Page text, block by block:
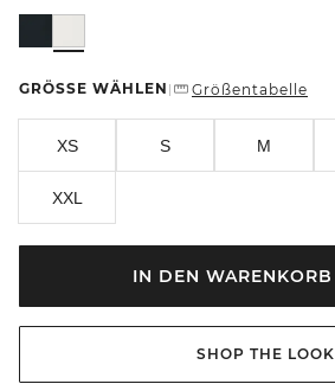
GRÖSSE WÄHLEN | Größentabelle
XS S M
XXL
IN DEN WARENKORB
SHOP THE LOOK